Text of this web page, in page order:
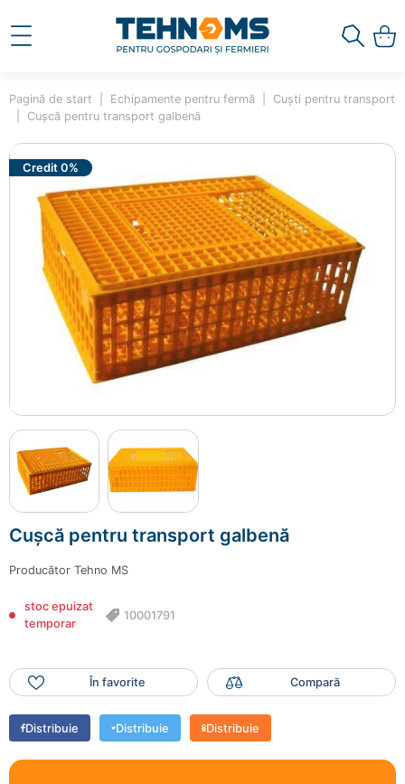
Pagină de start Echipamente pentru fermă
Cuști pentru transport
Cușcă pentru transport galbenă
Credit 0%
Cușcă pentru transport galbenă
Producător Tehno MS
stoc epuizat
temporar
10001791
În favorite Compară
Distribuie Distribuie Distribuie